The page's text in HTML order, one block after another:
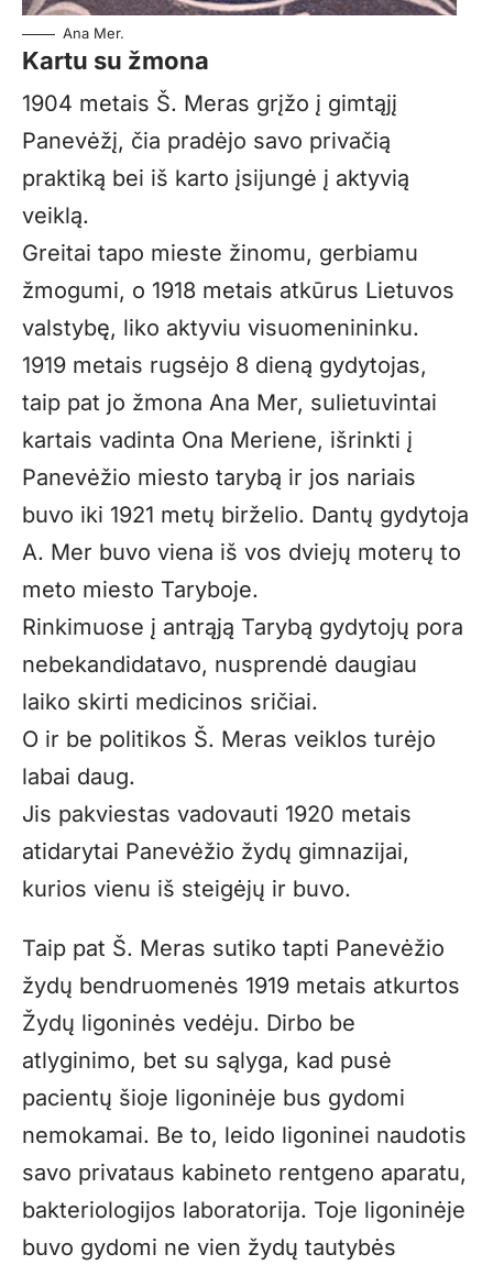
Ana Mer.
Kartu su žmona
1904 metais Š. Meras grįžo į gimtąjį
Panevėžį, čia pradėjo savo privačią
praktiką bei iš karto įsijungė į aktyvią
veiklą.
Greitai tapo mieste žinomu, gerbiamu
žmogumi, o 1918 metais atkūrus Lietuvos
valstybę, liko aktyviu visuomenininku.
1919 metais rugsėjo 8 dieną gydytojas,
taip pat jo žmona Ana Mer, sulietuvintai
kartais vadinta Ona Meriene, išrinkti į
Panevėžio miesto tarybą ir jos nariais
buvo iki 1921 metų birželio. Dantų gydytoja
A. Mer buvo viena iš vos dviejų moterų to
meto miesto Taryboje.
Rinkimuose į antrąją Tarybą gydytojų pora
nebekandidatavo, nusprendė daugiau
laiko skirti medicinos sričiai.
O ir be politikos Š. Meras veiklos turėjo
labai daug.
Jis pakviestas vadovauti 1920 metais
atidarytai Panevėžio žydų gimnazijai,
kurios vienu iš steigėjų ir buvo.
Taip pat Š. Meras sutiko tapti Panevėžio
žydų bendruomenės 1919 metais atkurtos
Žydų ligoninės vedėju. Dirbo be
atlyginimo, bet su sąlyga, kad pusė
pacientų šioje ligoninėje bus gydomi
nemokamai. Be to, leido ligoninei naudotis
savo privataus kabineto rentgeno aparatu,
bakteriologijos laboratorija. Toje ligoninėje
buvo gydomi ne vien žydų tautybės